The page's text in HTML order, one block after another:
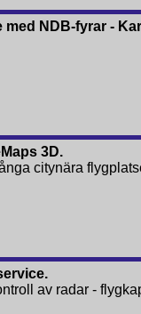
med NDB-fyrar -
3D.
citynära
av radar -